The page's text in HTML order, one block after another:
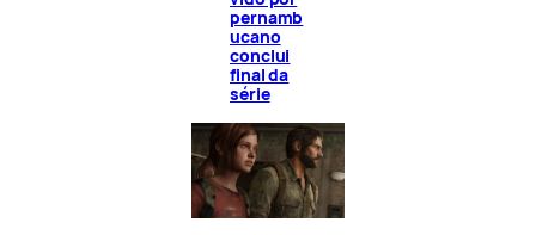
pernamb
ucano
conclui
final da
série